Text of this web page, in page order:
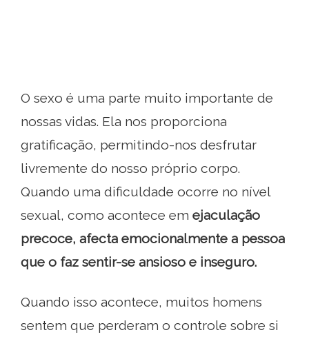
O sexo é uma parte muito importante de
nossas vidas. Ela nos proporciona
gratificação, permitindo-nos desfrutar
livremente do nosso próprio corpo.
Quando uma dificuldade ocorre no nível
sexual, como acontece em ejaculação
precoce, afecta emocionalmente a pessoa
que o faz sentir-se ansioso e inseguro.
Quando isso acontece, muitos homens
sentem que perderam o controle sobre si